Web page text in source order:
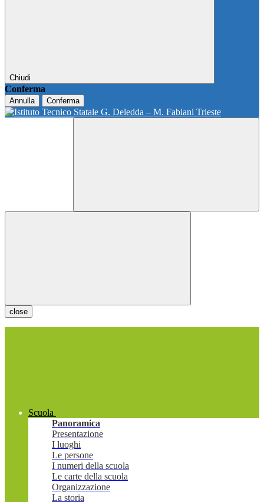
Chiudi
Conferma
Annulla Conferma
close
Scuola
Panoramica
Presentazione
I luoghi
Le persone
I numeri della scuola
Le carte della scuola
Organizzazione
La storia